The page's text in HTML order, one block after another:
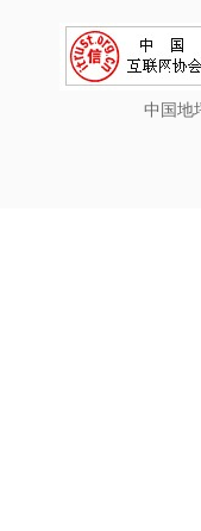
中国地